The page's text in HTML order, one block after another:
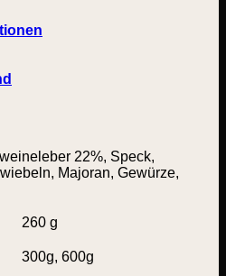
22%, Speck,
Majoran, Gewürze,
260 g
300g, 600g